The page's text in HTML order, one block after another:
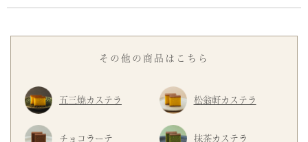
その他の商品はこちら
五三焼カステラ 松翁軒カステラ
チョコラーテ 抹茶カステラ